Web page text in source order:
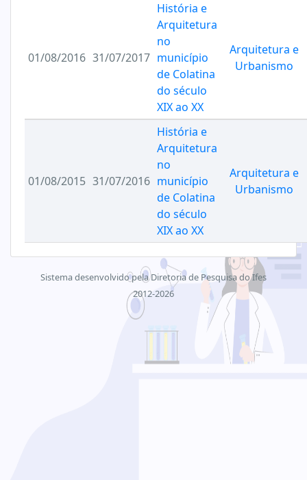
01/08/2016 31/07/2017
História e
Arquitetura
no
município
de Colatina
do século
XIX ao XX
Arquitetura e
Urbanismo
01/08/2015 31/07/2016
História e
Arquitetura
no
município
de Colatina
do século
XIX ao XX
Arquitetura e
Urbanismo
Sistema desenvolvido pela Diretoria de Pesquisa do Ifes
2012-2026